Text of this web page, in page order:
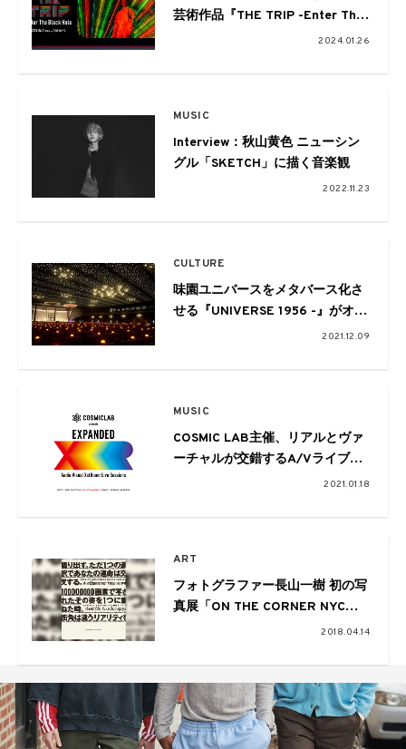
芸術作品『THE TRIP -Enter The
Black Hole-』のワールドプレミ
2024.01.26
MUSIC
Interview：秋山黄色 ニューシン
グル「SKETCH」に描く音楽観
2022.11.23
CULTURE
味園ユニバースをメタバース化さ
せる『UNIVERSE 1956 -』がオー
プン。発掘されたオープンリール
ルセットも
2021.12.09
MUSIC
COSMIC LAB主催、リアルとヴァ
ーチャルが交錯するA/Vライブが
決定。EYE、BACKSPACETOKYO
2021.01.18
ART
フォトグラファー長山一樹 初の写
真展「ON THE CORNER NYC」
2018.04.14